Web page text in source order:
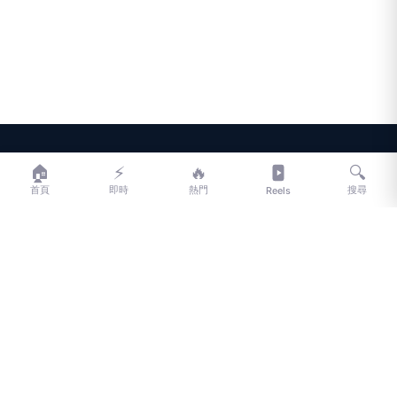
LIFE
LIFE 生活網是台灣領先的生活資訊平台，提供即時新聞、生活、健康、
🏠
首頁
⚡
即時
🔥
熱門 Reels
🔍
搜尋